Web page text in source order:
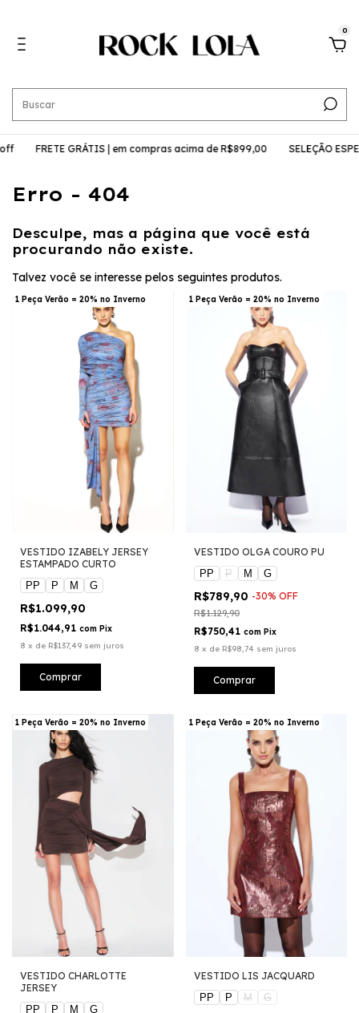
0
FRETE GRÁTIS | em compras acima de R$899,00 SELEÇÃO
Erro - 404
Desculpe, mas a página que você está
procurando não existe.
Talvez você se interesse pelos seguintes produtos.
1 Peça Verão = 20% no Inverno
VESTIDO IZABELY JERSEY
ESTAMPADO CURTO
PP
P M G
R$1.099,90
R$1.044,91 com Pix
8 x de R$137,49 sem juros
Comprar
1 Peça Verão = 20% no Inverno
VESTIDO OLGA COURO PU
PP
P M G
R$789,90 -30% OFF
R$1.129,90
R$750,41 com Pix
8 x de R$98,74 sem juros
Comprar
1 Peça Verão = 20% no Inverno
VESTIDO CHARLOTTE
JERSEY
PP
P M G
1 Peça Verão = 20% no Inverno
VESTIDO LIS JACQUARD
PP
P M G